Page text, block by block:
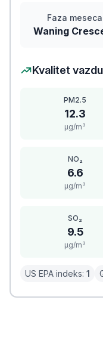
Faza meseca
Waning
Kvalitet
PM2.5
12.3
μg/m³
NO₂
6.6
μg/m³
SO₂
9.5
μg/m³
US EPA indeks: 1